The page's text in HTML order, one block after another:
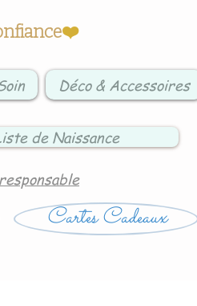
❤️
Déco & Accessoires
de Naissance
Cartes Cadeaux